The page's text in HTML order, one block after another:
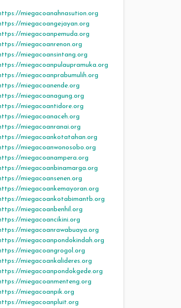
miegacoanahnasution.org
miegacoangejayan.org
miegacoanpemuda.org
miegacoanrenon.org
miegacoansintang.org
miegacoanpulaupramuka.org
miegacoanprabumulih.org
miegacoanende.org
miegacoanagung.org
miegacoantidore.org
miegacoanaceh.org
miegacoanranai.org
miegacoankotatahan.org
miegacoanwonosobo.org
miegacoanampera.org
miegacoanbinamarga.org
miegacoansenen.org
miegacoankemayoran.org
miegacoankotabimantb.org
miegacoanbenhil.org
miegacoancikini.org
miegacoanrawabuaya.org
miegacoanpondokindah.org
miegacoangrogol.org
miegacoankalideres.org
miegacoanpondokgede.org
miegacoanmenteng.org
miegacoanpik.org
miegacoanpluit.org